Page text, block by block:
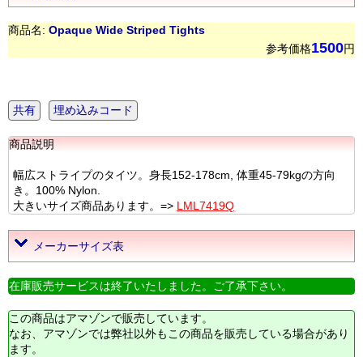
商品名: Opaque Wide Striped Tights
参考価格1500円
共有 埋め込みコード
商品説明
幅広ストライプのタイツ。身長152-178cm, 体重45-79kgの方向
き。100% Nylon.
大きいサイズ商品あります。=> LML7419Q
メーカーサイズ表
在庫販売サービスは終了いたしました。ご了承下さい。
この商品はアマゾンで販売しています。
なお、アマゾンでは弊社以外もこの商品を販売している場合があり
ます。